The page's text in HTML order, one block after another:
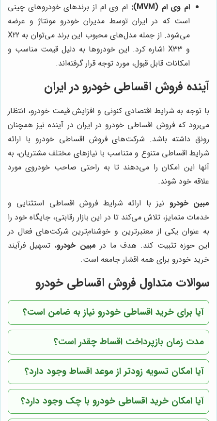
ام وی ام (MVM):
ام وی ام از برندهای خودروهای چینی
است که در ایران توسط مدیران خودرو مونتاژ و عرضه
می‌شود. از جمله مدل‌های محبوب این برند می‌توان به X22
و X33 اشاره کرد. این خودروها به دلیل قیمت مناسب و
امکانات قابل قبول، مورد توجه قرار گرفته‌اند.
آینده فروش اقساطی خودرو در ایران
با توجه به شرایط اقتصادی کنونی و افزایش قیمت خودرو، انتظار
می‌رود که فروش اقساطی خودرو در ایران در آینده نیز همچنان
رونق داشته باشد. شرکت‌های فروش اقساطی خودرو با ارائه
شرایط اقساطی متنوع و متناسب با نیازهای مختلف مشتریان، به
آنها این امکان را می‌دهند تا به راحتی صاحب خودروی مورد
علاقه خود شوند.
مبین خودرو نیز با ارائه شرایط فروش اقساطی استثنایی و
خدمات متمایز، تلاش می‌کند تا در این بازار رقابتی، جایگاه خود را
به عنوان یکی از معتبرترین و خوشنام‌ترین شرکت‌های فعال در
این حوزه تثبیت کند. هدف ما در مبین خودرو، تسهیل فرآیند
خرید خودرو برای همه اقشار جامعه است.
سوالات متداول فروش اقساطی خودرو
آیا برای خرید اقساطی خودرو نیاز به ضامن است؟
مدت زمان بازپرداخت اقساط چقدر است؟
آیا امکان تسویه زودتر از موعد اقساط وجود دارد؟
آیا امکان خرید اقساطی خودرو با چک وجود دارد؟